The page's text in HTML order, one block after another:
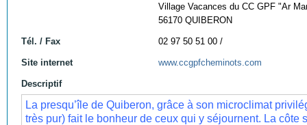
Village Vacances du CC GPF "Ar
56170 QUIBERON
Tél. / Fax 02 97 50 51 00 /
Site internet www.ccgpfcheminots.com
Descriptif
La presqu’île de Quiberon, grâce à son microclimat
très pur) fait le bonheur de ceux qui y séjournent. La côte